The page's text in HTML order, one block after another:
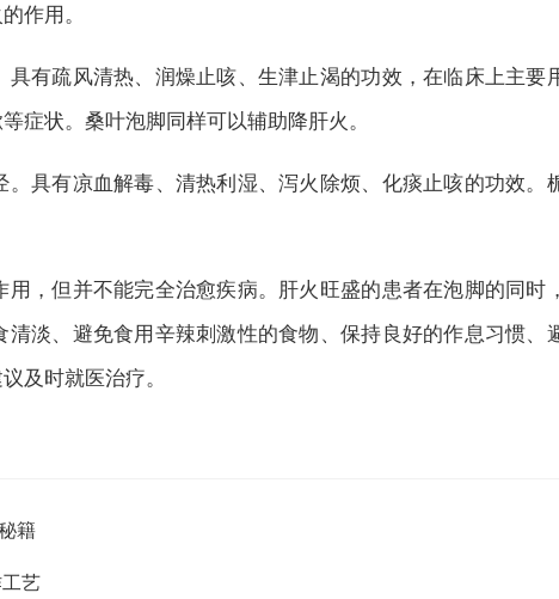
作用。
有疏风清热、润燥止咳、生津止渴的功效，在临床上主要
症状。桑叶泡脚同样可以辅助降肝火。
有凉血解毒、清热利湿、泻火除烦、化痰止咳的功效。
，但并不能完全治愈疾病。肝火旺盛的患者在泡脚的同时
淡、避免食用辛辣刺激性的食物、保持良好的作息习惯、
及时就医治疗。
籍
艺